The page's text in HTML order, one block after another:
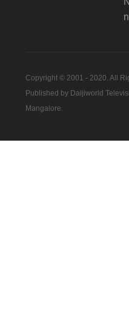
Copyright © 2001 - 2020. All
Published by Daijiworld
Mangalore.